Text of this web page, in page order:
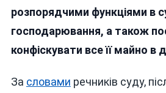
розпорядчими функціями в
господарювання, а також
конфіскувати все її майно в
За словами речників суду,